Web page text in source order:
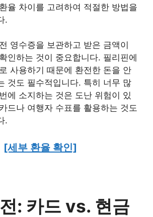
율 차이를 고려하여 적절한 방법을
.
영수증을 보관하고 받은 금액이
인하는 것이 중요합니다. 필리핀에
사용하기 때문에 환전한 돈을 안
것도 필수적입니다. 특히 너무 많
에 소지하는 것은 도난 위험이 있
드나 여행자 수표를 활용하는 것도
.
[세부 환율 확인]
: 카드 vs. 현금